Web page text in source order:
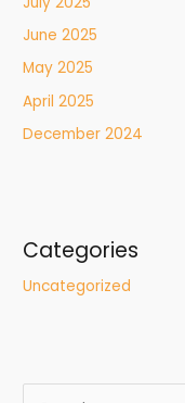
June 2025
May 2025
April 2025
December 2024
Categories
Uncategorized